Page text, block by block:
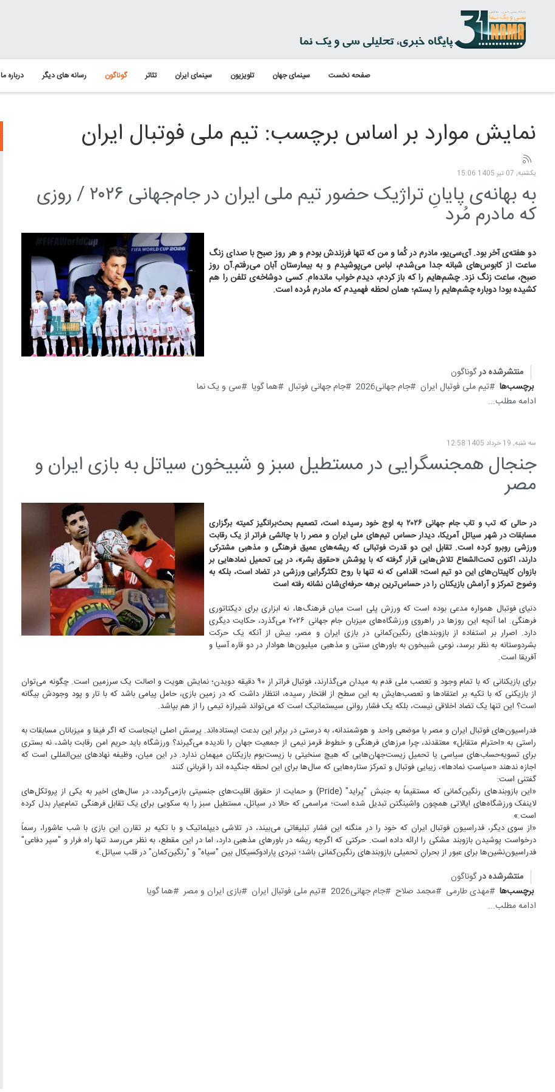
صفحه نخست سینمای جهان تلویزیون سینمای ایران تئاتر گوناگون رسانه های دیگر درباره ما
نمایش موارد بر اساس برچسب: تیم ملی فوتبال ایران
یکشنبه, 07 تیر 1405 15:06
به بهانه‌ی پایانِ تراژیک حضور تیم ملی ایران در جام‌جهانی ۲۰۲۶ / روزی
که مادرم مُرد
دو هفته‌ی آخر بود. آی‌سی‌یو، مادرم در کُما و من که تنها فرزندش بودم و هر روز صبح با صدای زنگ
ساعت از کابوس‌های شبانه جدا می‌شدم، لباس می‌پوشیدم و به بیمارستان آبان می‌‌رفتم.آن روز
صبح، ساعت زنگ نزد. چشم‌هایم را که باز کردم، دیدم خواب مانده‌ام. کسی دوشاخه‌ی تلفن را هم
کشیده بود! دوباره چشم‌هایم را بستم؛ همان لحظه فهمیدم که مادرم مُرده است.
منتشرشده درگوناگون
برچسب‌ها
تیم ملی فوتبال ایران جام جهانی2026 جام جهانی فوتبال هما گویا
سی و یک نما
ادامه مطلب...
سه شنبه, 19 خرداد 1405 12:58
جنجال همجنسگرایی در مستطیل سبز و شبیخون سیاتل به بازی ایران و
مصر
در حالی که تب و تاب جام جهانی ۲۰۲۶ به اوج خود رسیده است، تصمیم بحث‌برانگیز کمیته برگزاری
مسابقات در شهر سیاتل آمریکا، دیدار حساس تیم‌های ملی ایران و مصر را با چالشی فراتر از یک رقابت
ورزشی روبرو کرده است. تقابل این دو قدرت فوتبالی که ریشه‌های عمیق فرهنگی و مذهبی مشترکی
دارند، اکنون تحت‌الشعاع تلاش‌هایی قرار گرفته که با پوشش «حقوق بشر»، در پی تحمیل نمادهایی بر
بازوان کاپیتان‌های این دو تیم است؛ اقدامی که نه تنها با روح تکثرگرایی ورزشی در تضاد است، بلکه به
وضوح تمرکز و آرامش بازیکنان را در حساس‌ترین برهه حرفه‌ای‌شان نشانه رفته است
دنیای فوتبال همواره مدعی بوده است که ورزش پلی است میان فرهنگ‌ها، نه ابزاری برای دیکتاتوری
فرهنگی. اما آنچه این روزها در راهروی ورزشگاه‌های میزبان جام جهانی ۲۰۲۶ می‌گذرد، حکایت دیگری
دارد. اصرار بر استفاده از بازوبندهای رنگین‌کمانی در بازی ایران و مصر، بیش از آنکه یک حرکت
بشردوستانه به نظر برسد، نوعی شبیخون به باورهای سنتی و مذهبی میلیون‌ها هوادار در دو قاره آسیا و
آفریقا است.
برای بازیکنانی که با تمام وجود و تعصب ملی قدم به میدان می‌گذارند، فوتبال فراتر از ۹۰ دقیقه دویدن؛ نمایش هویت و اصالت یک سرزمین است. چگونه می‌توان
از بازیکنی که با تکیه بر اعتقادها و تعصب‌هایش به این سطح از افتخار رسیده، انتظار داشت که در زمین بازی، حامل پیامی باشد که با تار و پود وجودش بیگانه
است؟ این تنها یک تضاد اخلاقی نیست، بلکه یک فشار روانی سیستماتیک است که می‌تواند شیرازه تیمی را از هم بپاشد.
فدراسیون‌های فوتبال ایران و مصر با موضعی واحد و هوشمندانه، به درستی در برابر این بدعت ایستاده‌اند. پرسش اصلی اینجاست که اگر فیفا و میزبانان مسابقات به
راستی به «احترام متقابل» معتقدند، چرا مرزهای فرهنگی و خطوط قرمز نیمی از جمعیت جهان را نادیده می‌گیرند؟ ورزشگاه باید حریم امن رقابت باشد، نه بستری
برای تسویه‌حساب‌های سیاسی یا تحمیل زیست‌جهان‌هایی که هیچ سنخیتی با زیست‌بوم بازیکنان میهمان ندارد. در این میان، وظیفه نهادهای بین‌المللی است که
اجازه ندهند «سیاستِ نمادها»، زیبایی فوتبال و تمرکز ستاره‌هایی که سال‌ها برای این لحظه جنگیده اند را قربانی کنند
گفتنی است:
«این بازوبندهای رنگین‌کمانی که مستقیماً به جنبش "پراید" (Pride) و حمایت از حقوق اقلیت‌های جنسیتی بازمی‌گردد، در سال‌های اخیر به یکی از پروتکل‌های
لاینفک ورزشگاه‌های ایالاتی همچون واشینگتن تبدیل شده است؛ مراسمی که حالا در سیاتل، مستطیل سبز را به سکویی برای یک تقابل فرهنگی تمام‌عیار بدل کرده
است.»
«از سوی دیگر، فدراسیون فوتبال ایران که خود را در منگنه این فشار تبلیغاتی می‌بیند، در تلاشی دیپلماتیک و با تکیه بر تقارن این بازی با شب عاشورا، رسماً
درخواست پوشیدن بازوبند مشکی را ارائه داده است. حرکتی که اگرچه ریشه در باورهای مذهبی دارد، اما در این مقطع، به نظر می‌رسد تنها راه فرار و "سپر دفاعی"
فدراسیون‌نشین‌ها برای عبور از بحرانِ تحمیلی بازوبندهای رنگین‌کمانی باشد؛ نبردی پارادوکسیکال بین "سیاه" و "رنگین‌کمان" در قلب سیاتل.»
منتشرشده درگوناگون
برچسب‌ها
مهدی طارمی مجمد صلاح جام جهانی2026 تیم ملی فوتبال ایران بازی ایران و مصر
هما گویا
ادامه مطلب...